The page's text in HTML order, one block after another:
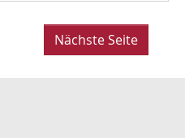
Nächste Seite